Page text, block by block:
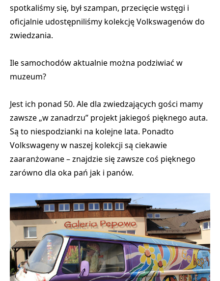
spotkaliśmy się, był szampan, przecięcie wstęgi i
oficjalnie udostępniliśmy kolekcję Volkswagenów do
zwiedzania.
Ile samochodów aktualnie można podziwiać w
muzeum?
Jest ich ponad 50. Ale dla zwiedzających gości mamy
zawsze „w zanadrzu” projekt jakiegoś pięknego auta.
Są to niespodzianki na kolejne lata. Ponadto
Volkswageny w naszej kolekcji są ciekawie
zaaranżowane – znajdzie się zawsze coś pięknego
zarówno dla oka pań jak i panów.